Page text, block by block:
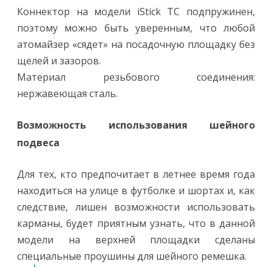
Коннектор на модели iStick TC подпружинен,
поэтому можно быть уверенным, что любой
атомайзер «сядет» на посадочную площадку без
щелей и зазоров.
Материал резьбового соединения:
нержавеющая сталь.
Возможность использования шейного
подвеса
Для тех, кто предпочитает в летнее время года
находиться на улице в футболке и шортах и, как
следствие, лишен возможности использовать
карманы, будет приятным узнать, что в данной
модели на верхней площадки сделаны
специальные проушины для шейного ремешка.